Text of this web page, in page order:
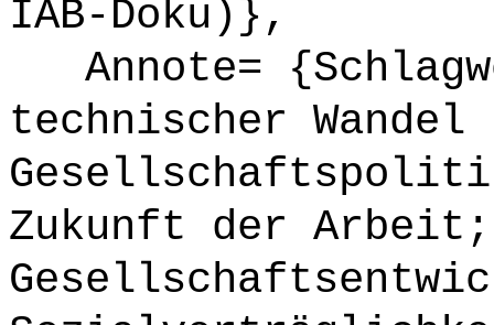
IAB-Doku)},
Annote=
technischer
Zukunft der Arbeit;